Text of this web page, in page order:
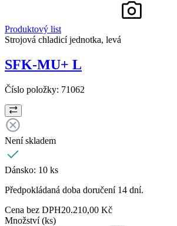
Produktový list
Strojová chladicí jednotka, levá
SFK-MU+ L
Číslo položky: 71062
Není skladem
Dánsko: 10 ks
Předpokládaná doba doručení 14 dní.
Cena bez DPH20.210,00 Kč
Množství (ks)